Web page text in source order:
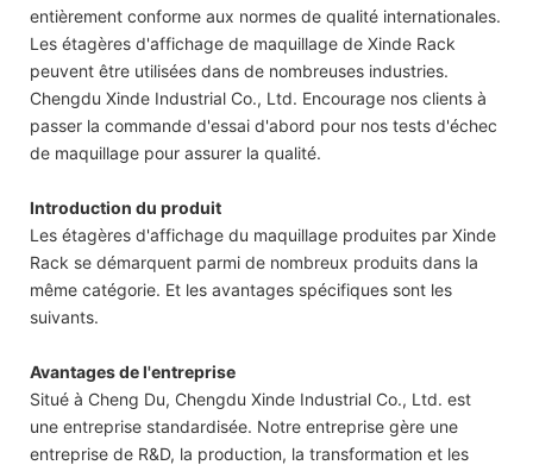
entièrement conforme aux normes de qualité internationales.
Les étagères d'affichage de maquillage de Xinde Rack
peuvent être utilisées dans de nombreuses industries.
Chengdu Xinde Industrial Co., Ltd. Encourage nos clients à
passer la commande d'essai d'abord pour nos tests d'échec
de maquillage pour assurer la qualité.
Introduction du produit
Les étagères d'affichage du maquillage produites par Xinde
Rack se démarquent parmi de nombreux produits dans la
même catégorie. Et les avantages spécifiques sont les
suivants.
Avantages de l'entreprise
Situé à Cheng Du, Chengdu Xinde Industrial Co., Ltd. est
une entreprise standardisée. Notre entreprise gère une
entreprise de R&D, la production, la transformation et les